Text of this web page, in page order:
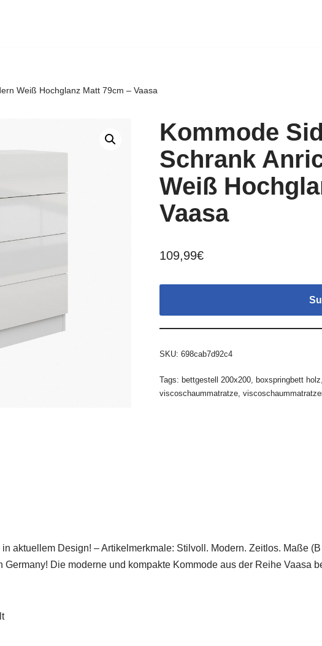
Weiß Hochglanz Matt 79cm – Vaasa
Kommode
Schrank
Weiß
Vaasa
109,99€
SKU: 698cab7d92c4
Tags: bettgestell 200x200, boxspringbett holz,
viscoschaummatratze,
aktuellem Design! – Artikelmerkmale: Stilvoll. Modern. Zeitlos. Maße
Die moderne und kompakte Kommode aus der Reihe Vaasa